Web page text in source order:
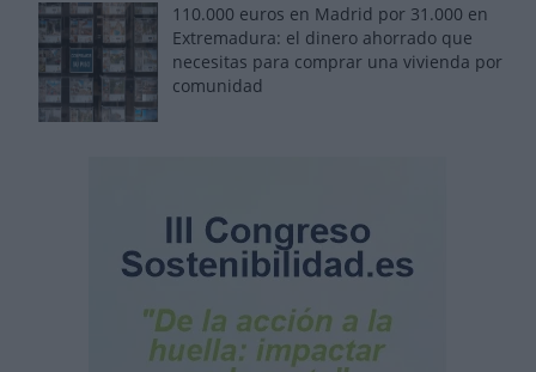
110.000 euros en Madrid por 31.000 en
Extremadura: el dinero ahorrado que
necesitas para comprar una vivienda por
comunidad